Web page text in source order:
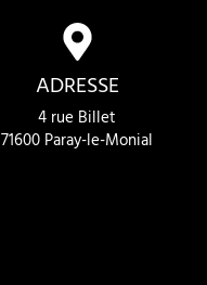
ADRESSE
4 rue Billet
71600 Paray-le-Monial